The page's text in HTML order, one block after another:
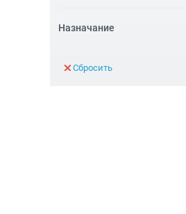
Назначание
Сбросить